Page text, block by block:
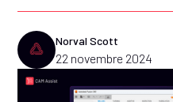
Norval Scott
22 novembre 2024